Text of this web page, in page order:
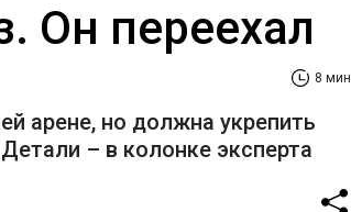
Он переехал
8 мин
арене, но должна укрепить
– в колонке эксперта